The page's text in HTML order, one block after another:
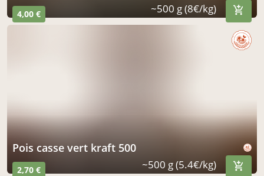
4,00 € ~500 g (8€/kg)
pois casse vert kraft 500
2,70 € ~500 g (5.4€/kg)